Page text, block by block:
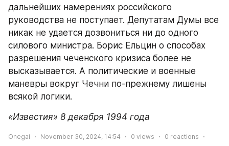
дальнейших намерениях российского
руководства не поступает. Депутатам Думы все
никак не удается дозвониться ни до одного
силового министра. Борис Ельцин о способах
разрешения чеченского кризиса более не
высказывается. А политические и военные
маневры вокруг Чечни по-прежнему лишены
всякой логики.
«Известия» 8 декабря 1994 года
Onegai November 30, 2024, 14:54 0 views 0 reactions